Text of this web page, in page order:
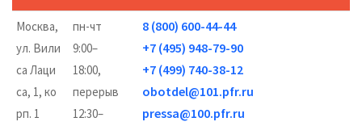
Москва,
ул. Вили
са Лаци
са, 1, ко
рп. 1
пн-чт
9:00–
18:00,
перерыв
12:30–
8 (800) 600-44-44
+7 (495) 948-79-90
+7 (499) 740-38-12
obotdel@101.pfr.ru
pressa@100.pfr.ru